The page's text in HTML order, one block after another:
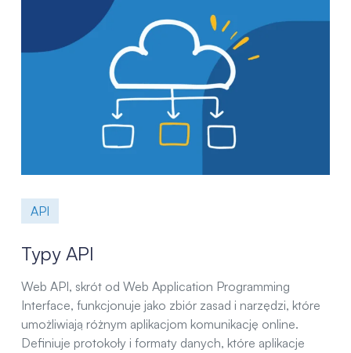
API
Typy API
Web API, skrót od Web Application Programming
Interface, funkcjonuje jako zbiór zasad i narzędzi, które
umożliwiają różnym aplikacjom komunikację online.
Definiuje protokoły i formaty danych, które aplikacje